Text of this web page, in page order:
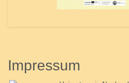
Impressum